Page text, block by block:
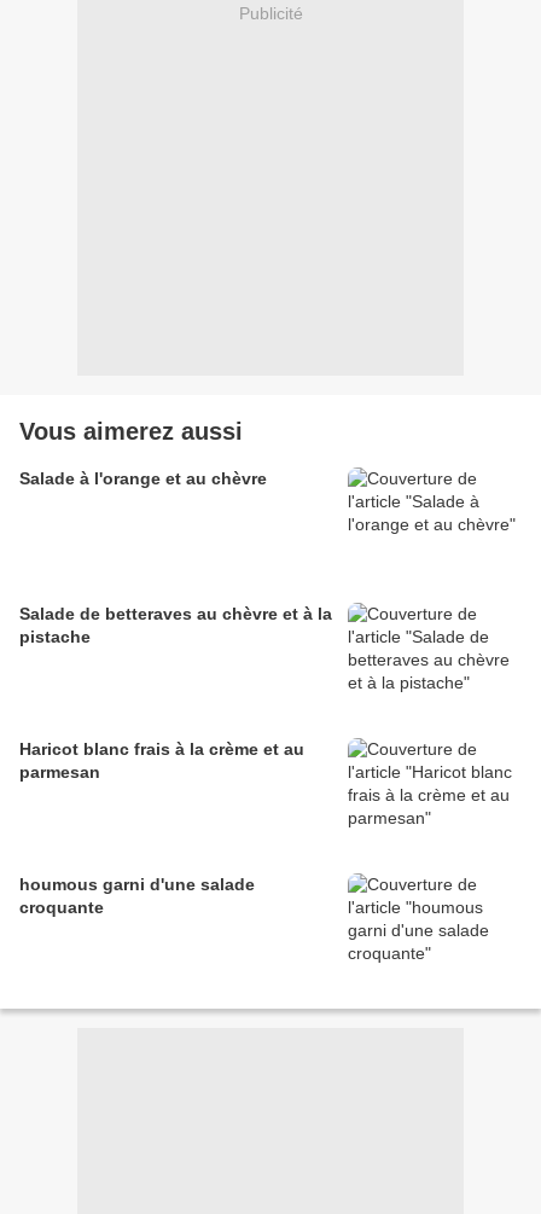
Publicité
Vous aimerez aussi
Salade à l'orange et au chèvre
Salade de betteraves au chèvre et à la
pistache
Haricot blanc frais à la crème et au
parmesan
houmous garni d'une salade
croquante